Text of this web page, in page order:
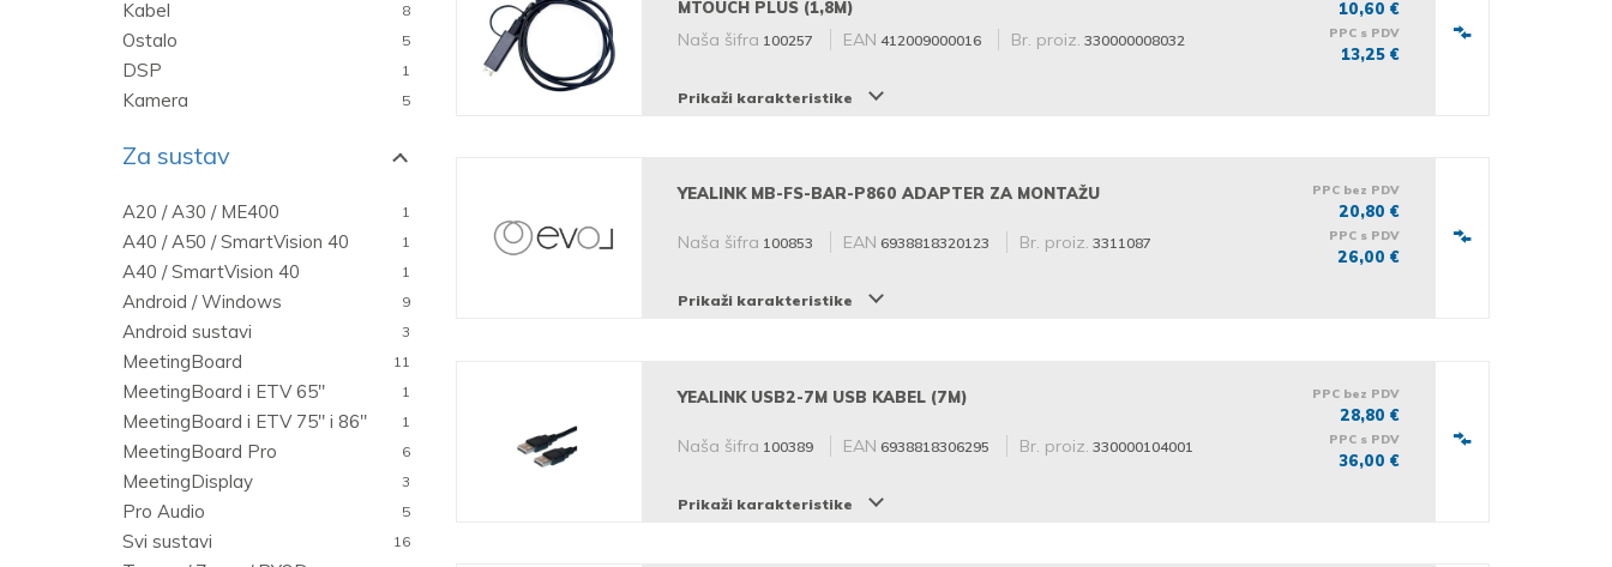
Kabel 8
Ostalo 5
DSP 1
Kamera 5
Za sustav
A20 / A30 / ME400 1
A40 / A50 / SmartVision 40 1
A40 / SmartVision 40 1
Android / Windows 9
Android sustavi 3
MeetingBoard 11
MeetingBoard i ETV 65" 1
MeetingBoard i ETV 75" i 86" 1
MeetingBoard Pro 6
MeetingDisplay 3
Pro Audio 5
Svi sustavi 16
MTOUCH PLUS (1,8M)
Naša šifra 100257 EAN 412009000016 Br. proiz. 330000008032
Prikaži karakteristike
10,60 €
PPC s PDV
13,25 €
YEALINK MB-FS-BAR-P860 ADAPTER ZA MONTAŽU
Naša šifra 100853 EAN 6938818320123 Br. proiz. 3311087
Prikaži karakteristike
PPC bez PDV
20,80 €
PPC s PDV
26,00 €
YEALINK USB2-7M USB KABEL (7M)
Naša šifra 100389 EAN 6938818306295 Br. proiz. 330000104001
Prikaži karakteristike
PPC bez PDV
28,80 €
PPC s PDV
36,00 €